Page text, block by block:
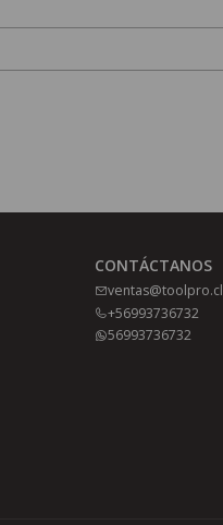
CONTÁCTANOS
ventas@toolpro.cl
+56993736732
56993736732